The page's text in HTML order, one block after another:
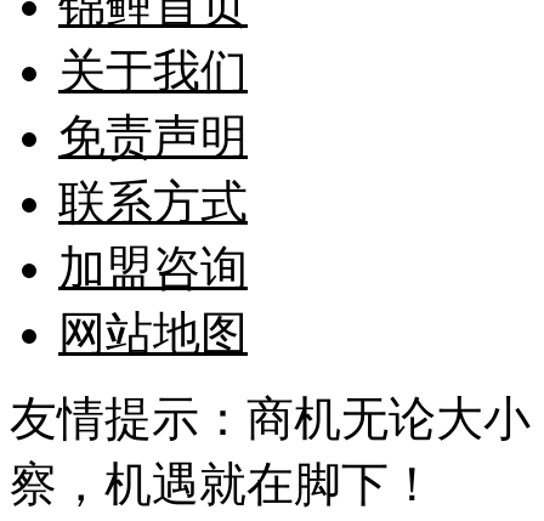
关于我们
免责声明
联系方式
加盟咨询
网站地图
友情提示：商机无论大
察，机遇就在脚下！